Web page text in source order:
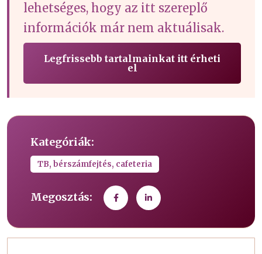
lehetséges, hogy az itt szereplő
információk már nem aktuálisak.
Legfrissebb tartalmainkat itt érheti
el
Kategóriák:
TB, bérszámfejtés, cafeteria
Megosztás: